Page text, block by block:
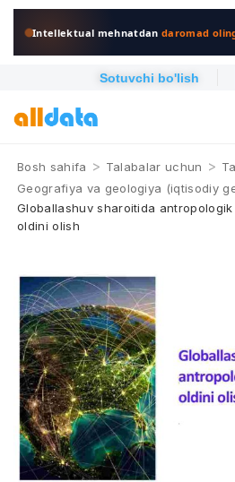
Intellektual mehnatdandaromad
Sotuvchi bo'lish
Bosh sahifa > Talabalar uchun >
Geografiya va geologiya (iqtisodiy
Globallashuv sharoitida
oldini olish